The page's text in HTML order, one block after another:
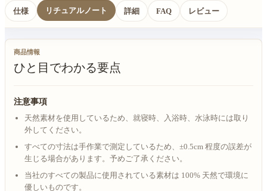
仕様 リチュアルノート 詳細 FAQ レビュー
商品情報
ひと目でわかる要点
注意事項
天然素材を使用しているため、就寝時、入浴時、水泳時には取り
外してください。
すべての寸法は手作業で測定しているため、±0.5cm 程度の誤差が
生じる場合があります。予めご了承ください。
当社のすべての製品に使用されている素材は 100% 天然で環境に
優しいものです。